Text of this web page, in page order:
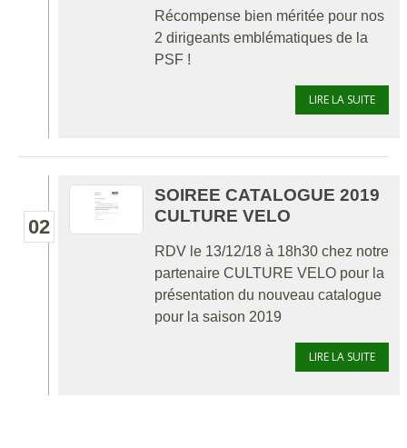
Récompense bien méritée pour nos
2 dirigeants emblématiques de la
PSF !
LIRE LA SUITE
02
SOIREE CATALOGUE 2019
CULTURE VELO
RDV le 13/12/18 à 18h30 chez notre
partenaire CULTURE VELO pour la
présentation du nouveau catalogue
pour la saison 2019
LIRE LA SUITE